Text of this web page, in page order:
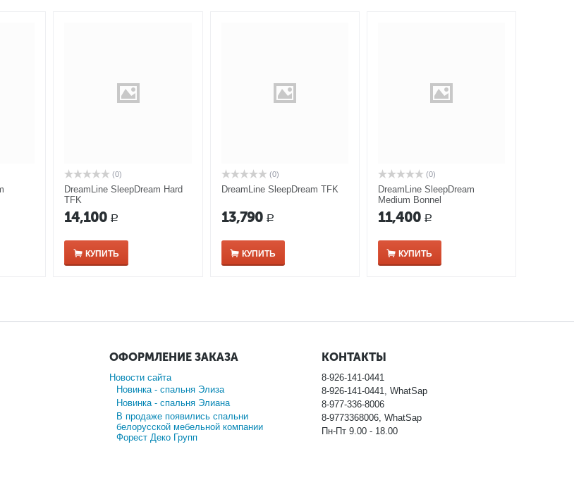
(0)
DreamLine SleepDream Hard
TFK
14,100 Р
КУПИТЬ
(0)
DreamLine SleepDream TFK
13,790 Р
КУПИТЬ
(0)
DreamLine SleepDream
Medium Bonnel
11,400 Р
КУПИТЬ
ОФОРМЛЕНИЕ ЗАКАЗА
Новости сайта
Новинка - спальня Элиза
Новинка - спальня Элиана
В продаже появились спальни
белорусской мебельной компании
Форест Деко Групп
КОНТАКТЫ
8-926-141-0441
8-926-141-0441, WhatSap
8-977-336-8006
8-9773368006, WhatSap
Пн-Пт 9.00 - 18.00